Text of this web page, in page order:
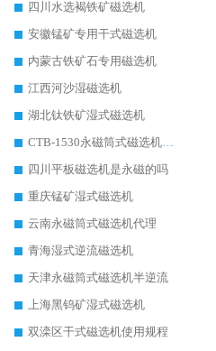
四川水选褐铁矿磁选机
安徽锰矿专用干式磁选机
内蒙古铁矿石专用磁选机
江西河沙湿磁选机
湖北钛铁矿湿式磁选机
CTB-1530永磁筒式磁选机代理商
四川平板磁选机是永磁的吗
重庆锰矿湿式磁选机
云南永磁筒式磁选机代理
青海湿式逆流磁选机
天津永磁筒式磁选机半逆流
上海黑钨矿湿式磁选机
双滦区干式磁选机使用规程